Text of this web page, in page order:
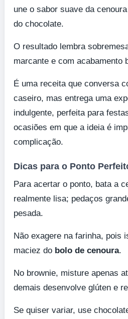
une o sabor suave da
do chocolate.
O resultado lembra
marcante e com acabamento
É uma receita que conversa
caseiro, mas entrega uma
indulgente, perfeita para
ocasiões em que a ideia é
complicação.
Dicas para o Ponto
Para acertar o ponto, bata a
realmente lisa; pedaços
pesada.
Não exagere na farinha, pois
maciez do bolo de cenoura.
No brownie, misture apenas
demais desenvolve glúten e
Se quiser variar, use